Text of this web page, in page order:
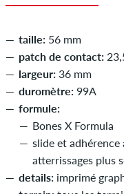
taille: 56 mm
patch de contact:
largeur: 36 mm
duromètre: 99A
formule:
Bones X Formula
slide et adhérence
atterrissages plus
details: imprimé